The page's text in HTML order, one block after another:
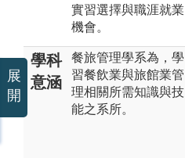
實習選擇與職涯就業
機會。
學科
意涵
餐旅管理學系為，學
習餐飲業與旅館業管
理相關所需知識與技
能之系所。
展
開